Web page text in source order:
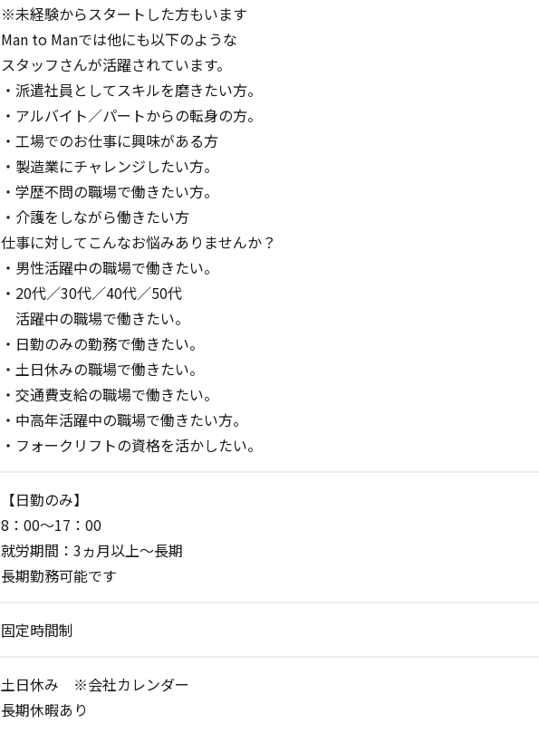
※未経験からスタートした方もいます
Man to Manでは他にも以下のような
スタッフさんが活躍されています。
・派遣社員としてスキルを磨きたい方。
・アルバイト／パートからの転身の方。
・工場でのお仕事に興味がある方
・製造業にチャレンジしたい方。
・学歴不問の職場で働きたい方。
・介護をしながら働きたい方
仕事に対してこんなお悩みありませんか？
・男性活躍中の職場で働きたい。
・20代／30代／40代／50代
活躍中の職場で働きたい。
・日勤のみの勤務で働きたい。
・土日休みの職場で働きたい。
・交通費支給の職場で働きたい。
・中高年活躍中の職場で働きたい方。
・フォークリフトの資格を活かしたい。
【日勤のみ】
8：00～17：00
就労期間：3ヵ月以上～長期
長期勤務可能です
固定時間制
土日休み ※会社カレンダー
長期休暇あり